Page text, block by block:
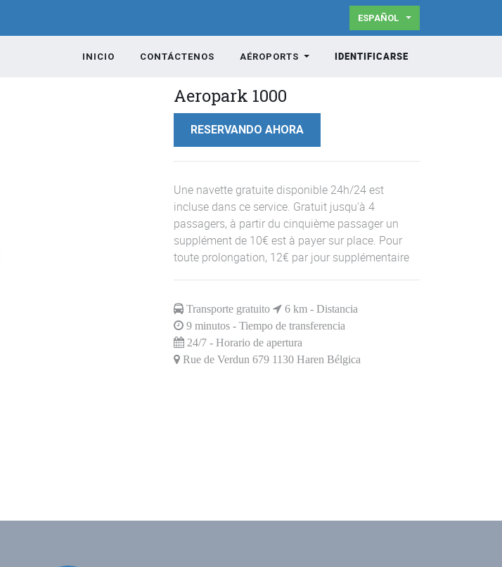
ESPAÑOL
INICIO CONTÁCTENOS AÉROPORTS IDENTIFICARSE
Aeropark 1000
RESERVANDO AHORA
Une navette gratuite disponible 24h/24 est
incluse dans ce service. Gratuit jusqu'à 4
passagers, à partir du cinquième passager un
supplément de 10€ est à payer sur place. Pour
toute prolongation, 12€ par jour supplémentaire
Transporte gratuito 6 km - Distancia
9 minutos - Tiempo de transferencia
24/7 - Horario de apertura
Rue de Verdun 679 1130 Haren Bélgica